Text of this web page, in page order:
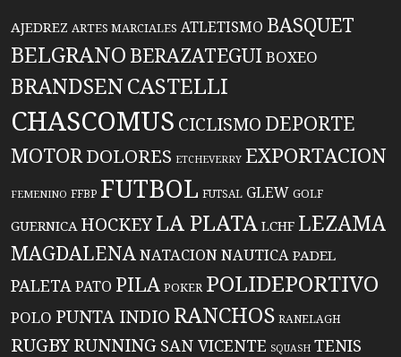
AJEDREZ ARTES MARCIALES ATLETISMO BASQUET
BELGRANO BERAZATEGUIBOXEO
BRANDSENCASTELLI
CHASCOMUS CICLISMO DEPORTE
MOTORDOLORES ETCHEVERRY EXPORTACION
FEMENINO FFBP FUTBOL FUTSAL GLEW GOLF
GUERNICA HOCKEYLA PLATA LCHF LEZAMA
MAGDALENANATACIONNAUTICA PADEL
PALETAPATO PILA POKER POLIDEPORTIVO
POLO PUNTA INDIO RANCHOS RANELAGH
RUGBYRUNNING SAN VICENTE SQUASH TENIS